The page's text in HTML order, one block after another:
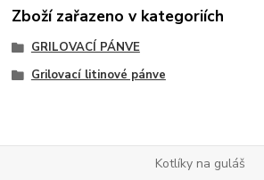
Zboží zařazeno v kategoriích
GRILOVACÍ PÁNVE
Grilovací litinové pánve
Kotlíky na guláš